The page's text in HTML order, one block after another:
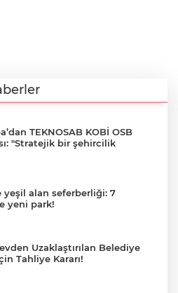
TEKNOSAB KOBİ OSB
"Stratejik bir şehircilik
yeşil alan seferberliği: 7
yeni park!
Uzaklaştırılan Belediye
Tahliye Kararı!